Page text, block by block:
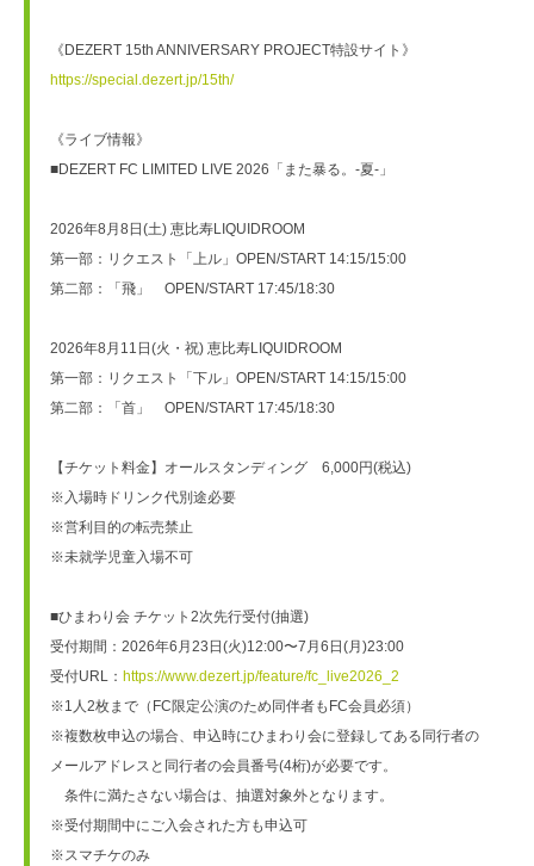
《DEZERT 15th ANNIVERSARY PROJECT特設サイト》
https://special.dezert.jp/15th/
《ライブ情報》
■DEZERT FC LIMITED LIVE 2026「また暴る。-夏-」
2026年8月8日(土) 恵比寿LIQUIDROOM
第一部：リクエスト「上ル」OPEN/START 14:15/15:00
第二部：「飛」　OPEN/START 17:45/18:30
2026年8月11日(火・祝) 恵比寿LIQUIDROOM
第一部：リクエスト「下ル」OPEN/START 14:15/15:00
第二部：「首」　OPEN/START 17:45/18:30
【チケット料金】オールスタンディング　6,000円(税込)
※入場時ドリンク代別途必要
※営利目的の転売禁止
※未就学児童入場不可
■ひまわり会 チケット2次先行受付(抽選)
受付期間：2026年6月23日(火)12:00〜7月6日(月)23:00
受付URL： https://www.dezert.jp/feature/fc_live2026_2
※1人2枚まで（FC限定公演のため同伴者もFC会員必須）
※複数枚申込の場合、申込時にひまわり会に登録してある同行者の
メールアドレスと同行者の会員番号(4桁)が必要です。
条件に満たさない場合は、抽選対象外となります。
※受付期間中にご入会された方も申込可
※スマチケのみ